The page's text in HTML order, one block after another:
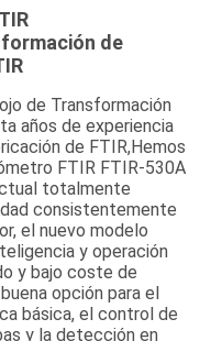
de
de Transformación
años de experiencia
de FTIR,Hemos
FTIR FTIR-530A
totalmente
consistentemente
el nuevo modelo
y operación
y bajo coste de
opción para el
básica, el control de
y la detección en